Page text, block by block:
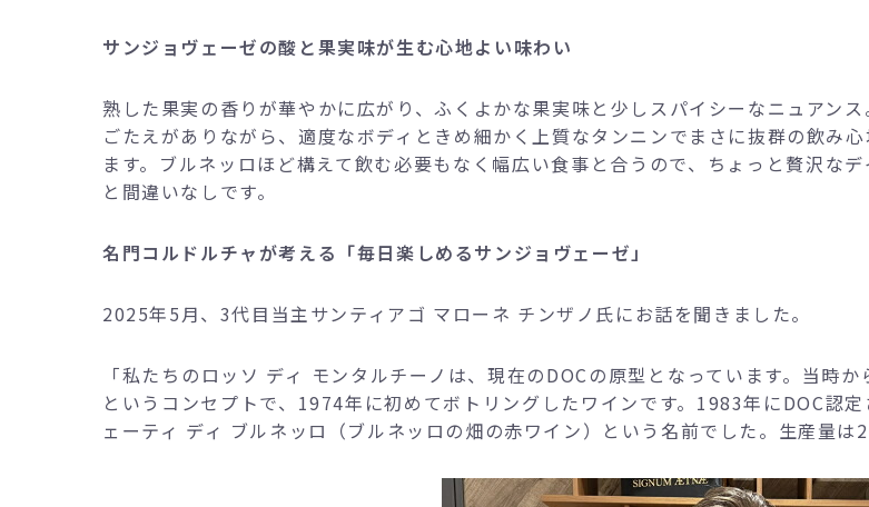
サンジョヴェーゼの酸と果実味が生む心地よい味わい
熟した果実の香りが華やかに広がり、ふくよかな果実味と少しスパイシーなニュアン
ごたえがありながら、適度なボディときめ細かく上質なタンニンでまさに抜群の飲み
ます。ブルネッロほど構えて飲む必要もなく幅広い食事と合うので、ちょっと贅沢な
と間違いなしです。
名門コルドルチャが考える「毎日楽しめるサンジョヴェーゼ」
2025年5月、3代目当主サンティアゴ マローネ チンザノ氏にお話を聞きました。
「私たちのロッソ ディ モンタルチーノは、現在のDOCの原型となっています。当時
というコンセプトで、1974年に初めてボトリングしたワインです。1983年にDOC認
ェーティ ディ ブルネッロ（ブルネッロの畑の赤ワイン）という名前でした。生産量は